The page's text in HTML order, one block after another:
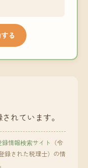
る
れています。
情報検索サイト （令
録された税理士）の情